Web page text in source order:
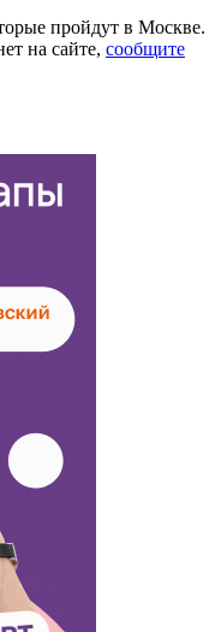
пройдут в Москве.
на сайте, сообщите